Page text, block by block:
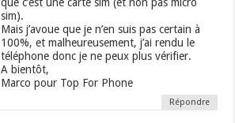
que c’est une carte sim (et non pas micro
sim).
Mais j’avoue que je n’en suis pas certain à
100%, et malheureusement, j’ai rendu le
téléphone donc je ne peux plus vérifier.
A bientôt,
Marco pour Top For Phone
Répondre